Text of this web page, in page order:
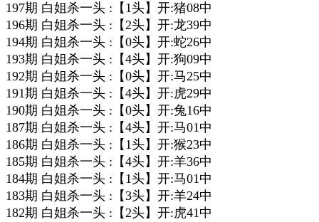
197期 白姐杀一头 :【1头】开:猪08中
196期 白姐杀一头 :【2头】开:龙39中
194期 白姐杀一头 :【0头】开:蛇26中
193期 白姐杀一头 :【4头】开:狗09中
192期 白姐杀一头 :【0头】开:马25中
191期 白姐杀一头 :【4头】开:虎29中
190期 白姐杀一头 :【0头】开:兔16中
187期 白姐杀一头 :【4头】开:马01中
186期 白姐杀一头 :【1头】开:猴23中
185期 白姐杀一头 :【4头】开:羊36中
184期 白姐杀一头 :【1头】开:马01中
183期 白姐杀一头 :【3头】开:羊24中
182期 白姐杀一头 :【2头】开:虎41中